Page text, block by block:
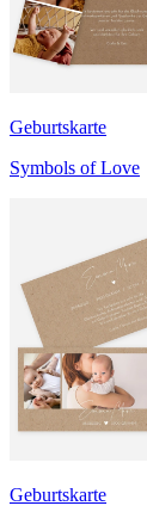
Geburtskarte
Symbols of Love
Geburtskarte